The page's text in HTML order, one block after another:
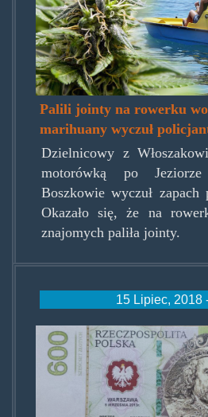
Palili jointy na rowerku
marihuany wyczuł
Dzielnicowy z
motorówką po
Boszkowie wyczuł zapach
Okazało się, że na
znajomych paliła jointy.
15 Lipiec, 2018
szejsetzloty.jpg